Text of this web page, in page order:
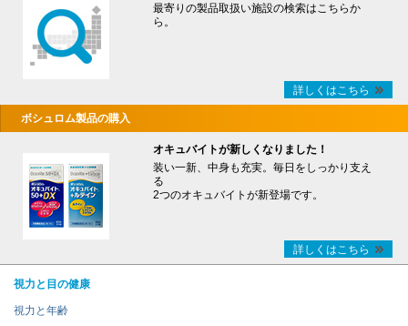
最寄りの製品取扱い施設の検索はこちらか
ら。
詳しくはこちら
ボシュロム製品の購入
オキュバイトが新しくなりました！
装い一新、中身も充実。毎日をしっかり支え
る
2つのオキュバイトが新登場です。
詳しくはこちら
視力と目の健康
視力と年齢